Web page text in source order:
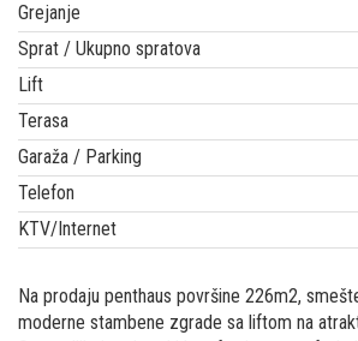
Grejanje
Sprat / Ukupno spratova
Lift
Terasa
Garaža / Parking
Telefon
KTV/Internet
Na prodaju penthaus površine 226m2,
moderne stambene zgrade sa liftom na